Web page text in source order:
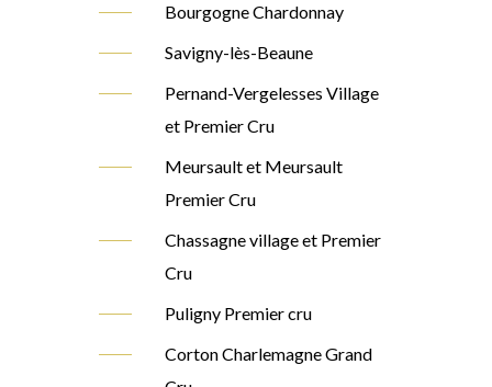
Bourgogne Chardonnay
Savigny-lès-Beaune
Pernand-Vergelesses Village
et Premier Cru
Meursault et Meursault
Premier Cru
Chassagne village et Premier
Cru
Puligny Premier cru
Corton Charlemagne Grand